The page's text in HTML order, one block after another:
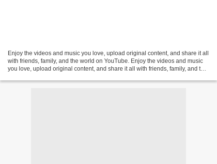
Enjoy the videos and music you love, upload original content, and share it all
with friends, family, and the world on YouTube. Enjoy the videos and music
you love, upload original content, and share it all with friends, family, and the